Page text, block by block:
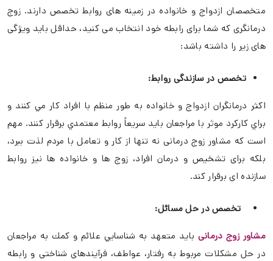
متخصصان ازدواج و خانواده در زمینه های روابط تخصص دارند. زوج
درمانگری که شما برای رابطه خود انتخاب می کنید، حداقل باید ویژگی
های زیر را داشته باشد:
تخصص در سازندگی روابط:
اکثر درمانگران ازدواج و خانواده به طور منظم با افراد كار مي كنند و
براي كاركرد موثر با مراجعان بايد سريعاً روابط معتمدي برقرار كنند. مهم
است که مشاور زوج درمانی نه تنها از کار و تعامل با مردم لذت ببرد،
بلکه برای تشخیص و درمان افراد، زوج ها و خانواده ها نیز روابط
سازنده ای برقرار کند.
تخصص در حل مسائل:
مشاور زوج درمانی باید متعهد به شناسايي علائم و كمك به مراجعان
در حل مشكلات مربوط به رفتار، عواطف، فرآيندهای شناختی و رابطه